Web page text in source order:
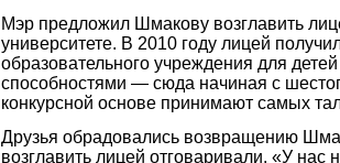
Мэр предложил Шмакову возглавить
университете. В 2010 году лицей
образовательного учреждения для
способностями — сюда начиная с
конкурсной основе принимают самых
Друзья обрадовались возвращению
возглавить лицей отговаривали. «У